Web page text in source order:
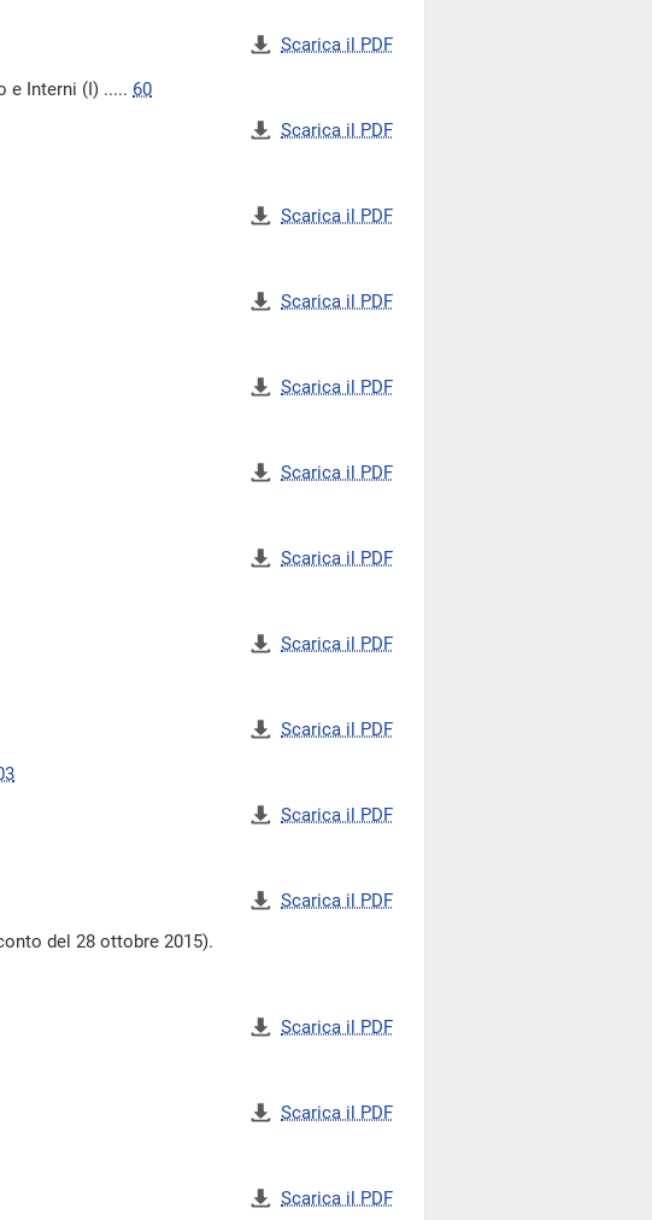
Scarica il PDF
e Interni (I) ..... 60
Scarica il PDF
Scarica il PDF
Scarica il PDF
Scarica il PDF
Scarica il PDF
Scarica il PDF
Scarica il PDF
Scarica il PDF
Scarica il PDF
Scarica il PDF
del 28 ottobre 2015).
Scarica il PDF
Scarica il PDF
Scarica il PDF